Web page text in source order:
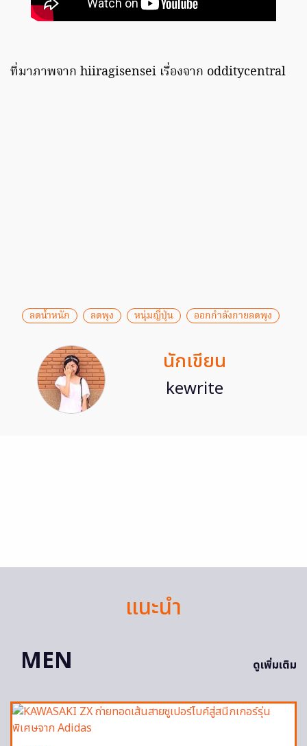
ที่มาภาพจาก hiiragisensei เรื่องจาก odditycentral
ลดน้ำหนัก ลดพุง หนุ่มญี่ปุ่น ออกกำลังกายลดพุง
นักเขียน
kewrite
แนะนำ
MEN
ดูเพิ่มเติม